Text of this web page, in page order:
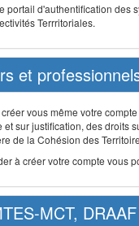
portail d'authentification des
Terrritoriales.
et
vous même votre
et sur justification, des droits
de la Cohésion des
à créer votre compte vous
MCT,